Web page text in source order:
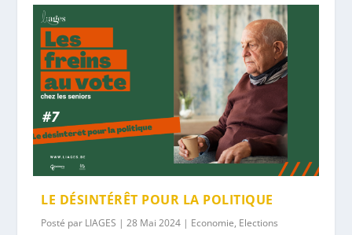
LE DÉSINTÉRÊT POUR LA POLITIQUE
Posté par LIAGES |28 Mai 2024 | Economie, Elections